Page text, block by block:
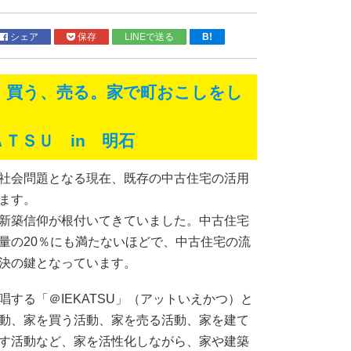
シェア 保存 LINEで送る B!
買う、売る。家で町おこしをし
ＴＳＵ in 明石
会問題となる現在、既存の中古住宅の活用
す。
築信仰が根付いてきていました。中古住宅
の20％にも満たないほどで、中古住宅の流
の鍵となっています。
する「＠IEKATSU」（アットいえかつ）と
、家を買う活動、家を売る活動、家を建て
活動など、家を活性化しながら、家や建築